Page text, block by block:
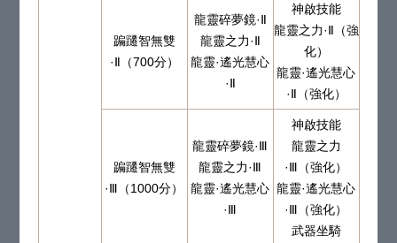
蹁躚智無雙
·Ⅱ（700分）
龍靈碎夢鏡·Ⅱ
龍靈之力·Ⅱ
龍靈·遙光慧心
·Ⅱ
神啟技能
龍靈之力·Ⅱ（強
化）
龍靈·遙光慧心
·Ⅱ（強化）
蹁躚智無雙
·Ⅲ（1000分）
龍靈碎夢鏡·Ⅲ
龍靈之力·Ⅲ
龍靈·遙光慧心
·Ⅲ
神啟技能
龍靈之力
·Ⅲ（強化）
龍靈·遙光慧心
·Ⅲ（強化）
武器坐騎